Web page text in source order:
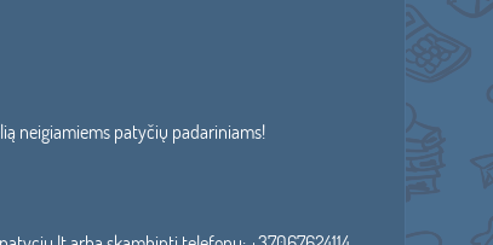
neigiamiems patyčių padariniams!